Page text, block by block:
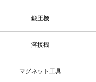
鍛圧機
溶接機
マグネット工具